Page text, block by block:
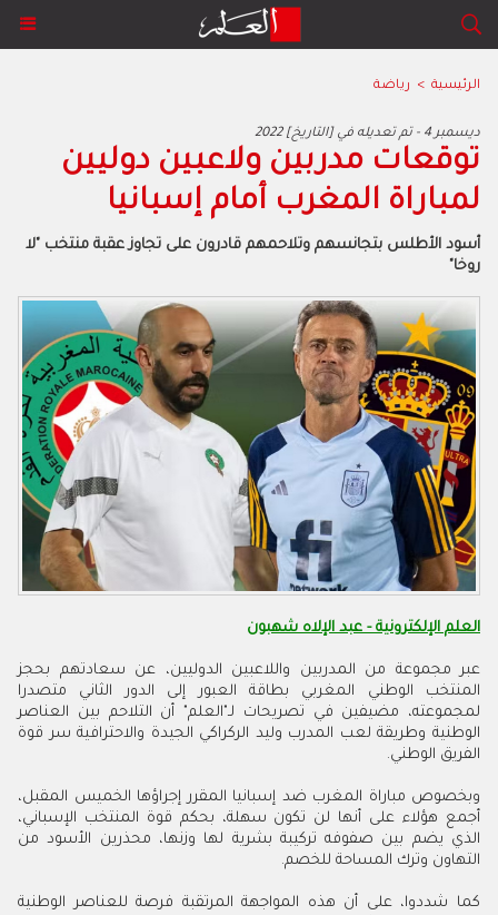
الرئيسية > رياضة
2022 ديسمبر 4 - تم تعديله في [التاريخ]
توقعات مدربين ولاعبين دوليين
لمباراة المغرب أمام إسبانيا
أسود الأطلس بتجانسهم وتلاحمهم قادرون على تجاوز عقبة منتخب "لا
روخا"
العلم الإلكترونية - عبد الإلاه شهبون
عبر مجموعة من المدربين واللاعبين الدوليين، عن سعادتهم بحجز
المنتخب الوطني المغربي بطاقة العبور إلى الدور الثاني متصدرا
لمجموعته، مضيفين في تصريحات لـ"العلم" أن التلاحم بين العناصر
الوطنية وطريقة لعب المدرب وليد الركراكي الجيدة والاحترافية سر قوة
الفريق الوطني.
وبخصوص مباراة المغرب ضد إسبانيا المقرر إجراؤها الخميس المقبل،
أجمع هؤلاء على أنها لن تكون سهلة، بحكم قوة المنتخب الإسباني،
الذي يضم بين صفوفه تركيبة بشرية لها وزنها، محذرين الأسود من
التهاون وترك المساحة للخصم.
كما شددوا، على أن هذه المواجهة المرتقبة فرصة للعناصر الوطنية